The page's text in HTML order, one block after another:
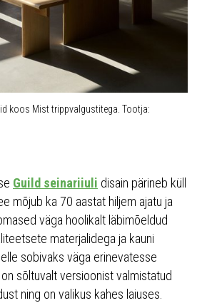
koos Mist trippvalgustitega. Tootja:
Guild seinariiuli disain pärineb küll
mõjub ka 70 aastat hiljem ajatu ja
väga hoolikalt läbimõeldud
materjalidega ja kauni
sobivaks väga erinevatesse
sõltuvalt versioonist valmistatud
ning on valikus kahes laiuses.